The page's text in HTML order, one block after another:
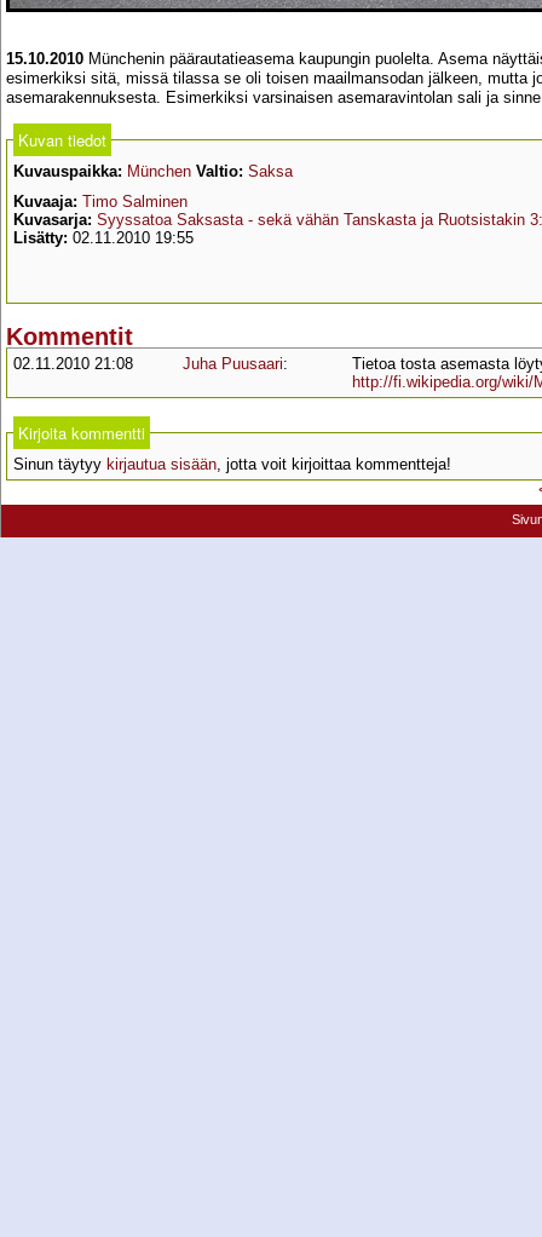
15.10.2010 Münchenin päärautatieasema kaupungin puolelta. Asema
esimerkiksi sitä, missä tilassa se oli toisen maailmansodan jälkeen, mutta
asemarakennuksesta. Esimerkiksi varsinaisen asemaravintolan sali ja
Kuvan tiedot
Kuvauspaikka: München Valtio: Saksa
Kuvaaja: Timo Salminen
Kuvasarja: Syyssatoa Saksasta - sekä vähän Tanskasta ja Ruotsistakin
Lisätty: 02.11.2010 19:55
Kommentit
02.11.2010 21:08 Juha Puusaari:
Tietoa tosta asemasta
http://fi.wikipedia.org/wiki/
Kirjoita kommentti
Sinun täytyy kirjautua sisään, jotta voit kirjoittaa kommentteja!